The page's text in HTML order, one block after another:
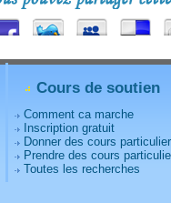
Cours de soutien
Comment ca marche
Inscription gratuit
Donner des cours
Prendre des cours
Toutes les recherches